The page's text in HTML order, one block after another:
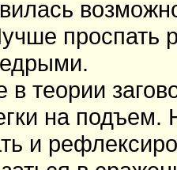
проспать
в теории
на подъем.
и